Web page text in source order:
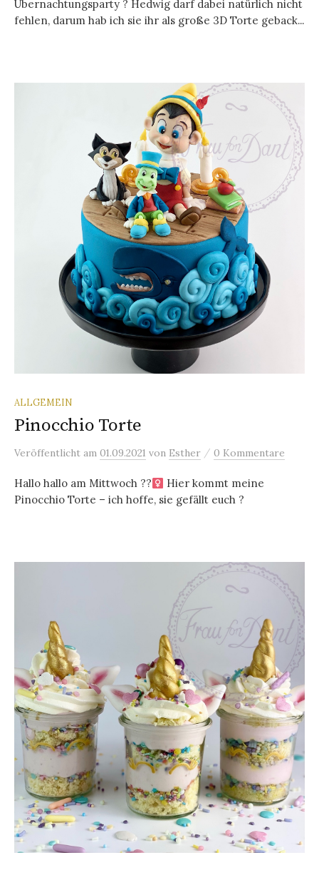
Übernachtungsparty ? Hedwig darf dabei natürlich nicht
fehlen, darum hab ich sie ihr als große 3D Torte geback...
ALLGEMEIN
Pinocchio Torte
Veröffentlicht am 01.09.2021 von Esther / 0 Kommentare
Hallo hallo am Mittwoch ??‍
Hier kommt meine
Pinocchio Torte – ich hoffe, sie gefällt euch ?